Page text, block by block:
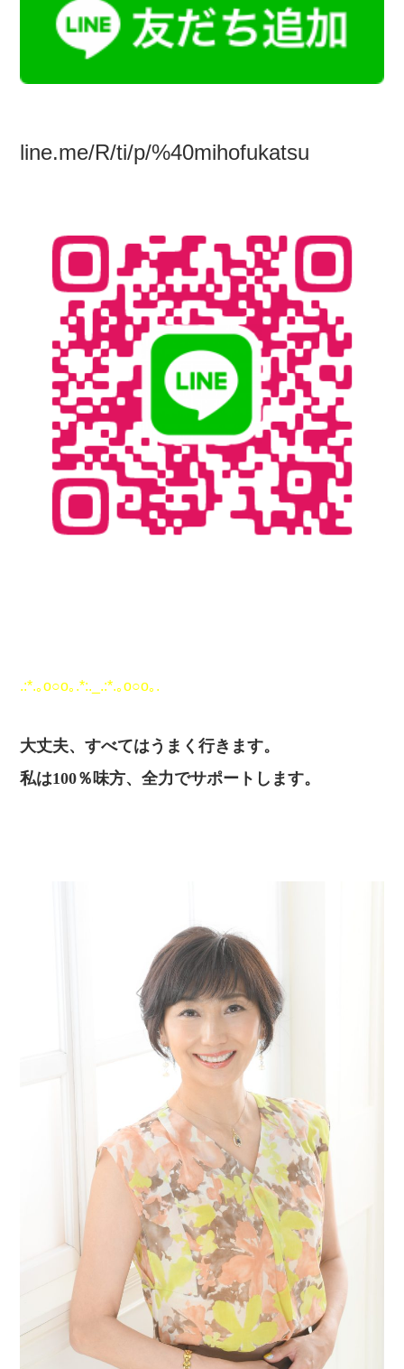
line.me/R/ti/p/%40mihofukatsu
.:*.｡o○o｡.*:._.:*.｡o○o｡.
大丈夫、すべてはうまく行きます。
私は100％味方、全力でサポートします。